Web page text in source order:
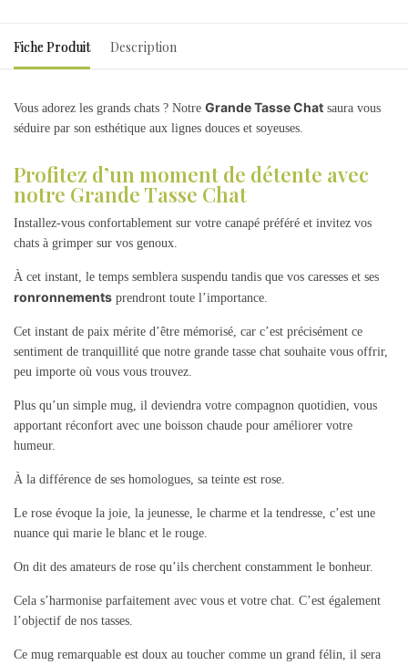
Fiche Produit Description
Vous adorez les grands chats ? Notre Grande Tasse Chat saura vous
séduire par son esthétique aux lignes douces et soyeuses.
Profitez d’un moment de détente avec
notre Grande Tasse Chat
Installez-vous confortablement sur votre canapé préféré et invitez vos
chats à grimper sur vos genoux.
À cet instant, le temps semblera suspendu tandis que vos caresses et ses
ronronnements prendront toute l’importance.
Cet instant de paix mérite d’être mémorisé, car c’est précisément ce
sentiment de tranquillité que notre grande tasse chat souhaite vous offrir,
peu importe où vous vous trouvez.
Plus qu’un simple mug, il deviendra votre compagnon quotidien, vous
apportant réconfort avec une boisson chaude pour améliorer votre
humeur.
À la différence de ses homologues, sa teinte est rose.
Le rose évoque la joie, la jeunesse, le charme et la tendresse, c’est une
nuance qui marie le blanc et le rouge.
On dit des amateurs de rose qu’ils cherchent constamment le bonheur.
Cela s’harmonise parfaitement avec vous et votre chat. C’est également
l’objectif de nos tasses.
Ce mug remarquable est doux au toucher comme un grand félin, il sera